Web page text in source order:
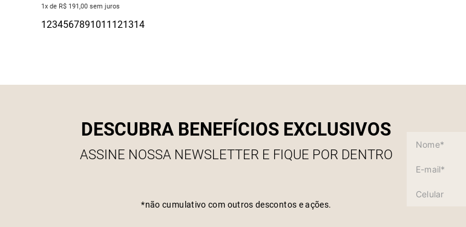
1x de R$ 191,00 sem juros
DESCUBRA BENEFÍCIOS EXCLUSIVOS
ASSINE NOSSA NEWSLETTER E FIQUE POR DENTRO
*não cumulativo com outros descontos e ações.